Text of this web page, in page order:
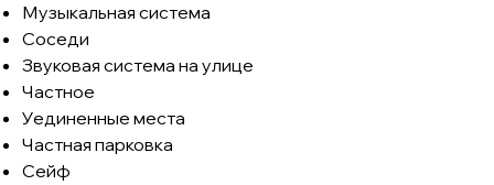
Музыкальная система
Соседи
Звуковая система на улице
Частное
Уединенные места
Частная парковка
Сейф